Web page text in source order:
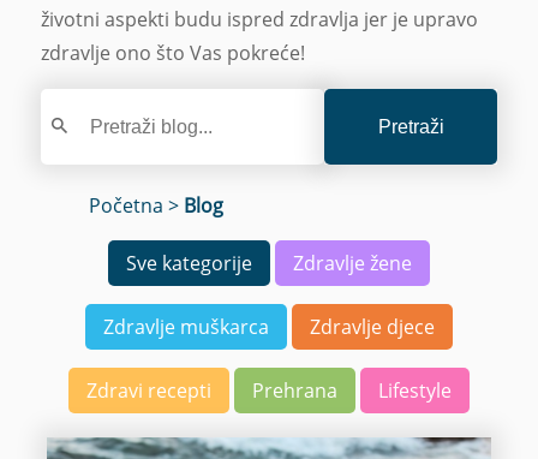
životni aspekti budu ispred zdravlja jer je upravo
zdravlje ono što Vas pokreće!
Pretraži
Početna > Blog
Sve kategorije Zdravlje žene
Zdravlje muškarca Zdravlje djece
Zdravi recepti Prehrana Lifestyle